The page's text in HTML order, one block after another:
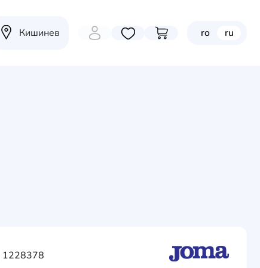
Кишинев Избранные товары
Перейти в корзину
ro ru
1228378